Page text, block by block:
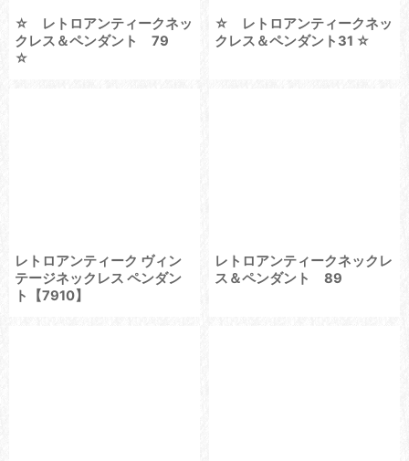
☆ レトロアンティークネッ
クレス＆ペンダント 79
☆
☆ レトロアンティークネッ
クレス＆ペンダント31 ☆
レトロアンティーク ヴィン
テージネックレス ペンダン
ト【7910】
レトロアンティークネックレ
ス＆ペンダント 89